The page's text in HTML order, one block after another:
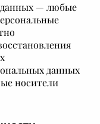
данных — любые
данных
носители